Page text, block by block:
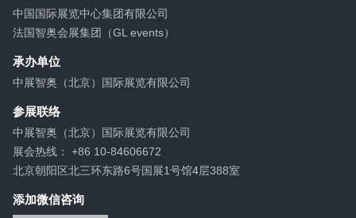
中国国际展览中心集团有限公司
法国智奥会展集团（GL events）
承办单位
中展智奥（北京）国际展览有限公司
参展联络
中展智奥（北京）国际展览有限公司
展会热线： +86 10-84606672
北京朝阳区北三环东路6号国展1号馆4层388室
添加微信咨询